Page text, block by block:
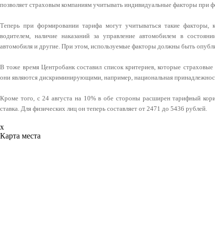
позволяет страховым компаниям учитывать индивидуальные факторы при
Теперь при формировании тарифа могут учитываться такие
водителем, наличие наказаний за управление автомобилем в
автомобиля и другие. При этом, используемые факторы должны быть
В тоже время Центробанк составил список критериев, которые
они являются дискриминирующими, например, национальная
Кроме того, с 24 августа на 10% в обе стороны расширен тарифный
ставка. Для физических лиц он теперь составляет от 2471 до 5436 рублей.
x
Карта места